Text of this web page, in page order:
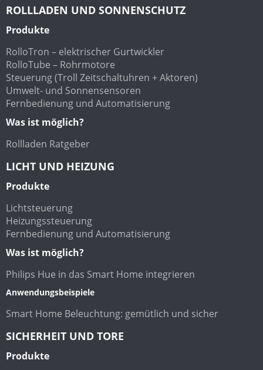
ROLLLADEN UND SONNENSCHUTZ
Produkte
RolloTron – elektrischer Gurtwickler
RolloTube – Rohrmotore
Steuerung (Troll Zeitschaltuhren + Aktoren)
Umwelt- und Sonnensensoren
Fernbedienung und Automatisierung
Was ist möglich?
Rollladen Ratgeber
LICHT UND HEIZUNG
Produkte
Lichtsteuerung
Heizungssteuerung
Fernbedienung und Automatisierung
Was ist möglich?
Philips Hue in das Smart Home integrieren
Anwendungsbeispiele
Smart Home Beleuchtung: gemütlich und sicher
SICHERHEIT UND TORE
Produkte